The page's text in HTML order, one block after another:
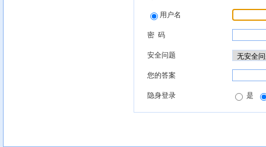
用户名
密 码
安全问题
您的答案
隐身登录 是